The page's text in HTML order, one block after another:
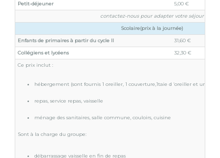
Petit-déjeuner
5,00 €
contactez-nous pour adapter votre séjour
Scolaire(prix à la journée)
Enfants de primaires à partir du cycle II
31,60 €
Collégiens et lycéens
32,30 €
Ce prix inclut :
hébergement (sont fournis 1 oreiller, 1 couverture,1taie d ‘oreiller et une
repas, service repas, vaisselle
ménage des sanitaires, salle commune, couloirs, cuisine
Sont à la charge du groupe:
débarrassage vaisselle en fin de repas